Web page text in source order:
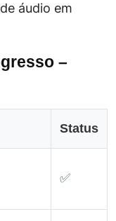
áudio em
–
Status
✅